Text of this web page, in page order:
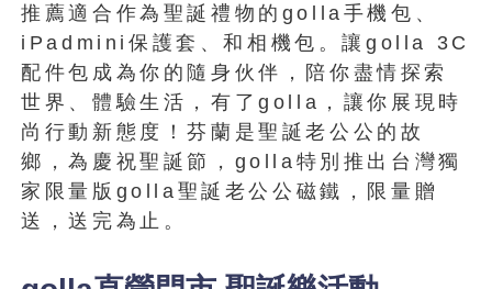
推薦適合作為聖誕禮物的golla手機包、
iPadmini保護套、和相機包。讓golla 3C
配件包成為你的隨身伙伴，陪你盡情探索
世界、體驗生活，有了golla，讓你展現時
尚行動新態度！芬蘭是聖誕老公公的故
鄉，為慶祝聖誕節，golla特別推出台灣獨
家限量版golla聖誕老公公磁鐵，限量贈
送，送完為止。